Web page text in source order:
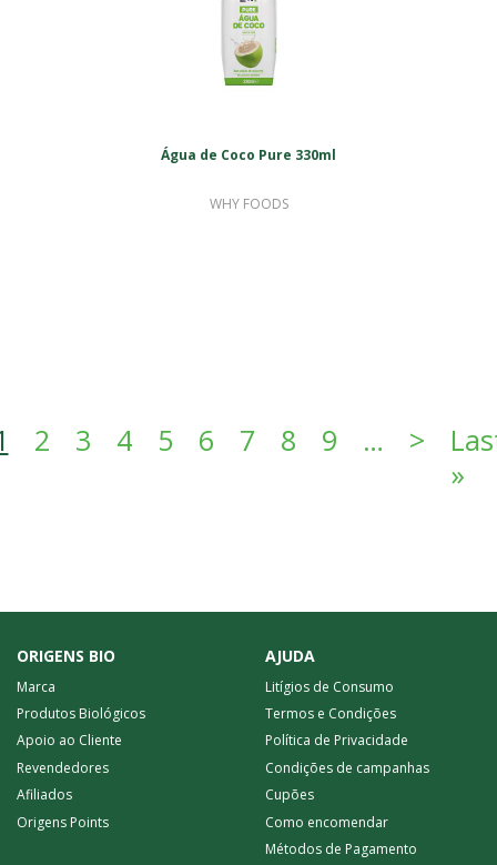
Água de Coco Pure 330ml
WHY FOODS
Paginação
2 3 4 5 6 7 8 9 … >
»
ORIGENS BIO
Marca
Produtos Biológicos
Apoio ao Cliente
Revendedores
Afiliados
Origens Points
AJUDA
Litígios de Consumo
Termos e Condições
Política de Privacidade
Condições de campanhas
Cupões
Como encomendar
Métodos de Pagamento